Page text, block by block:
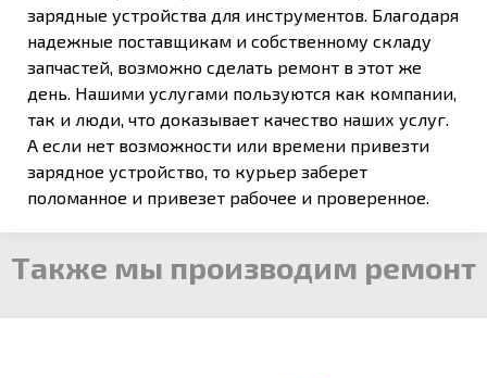
зарядные устройства для инструментов. Благодаря
надежные поставщикам и собственному складу
запчастей, возможно сделать ремонт в этот же
день. Нашими услугами пользуются как компании,
так и люди, что доказывает качество наших услуг.
А если нет возможности или времени привезти
зарядное устройство, то курьер заберет
поломанное и привезет рабочее и проверенное.
Также мы производим ремонт